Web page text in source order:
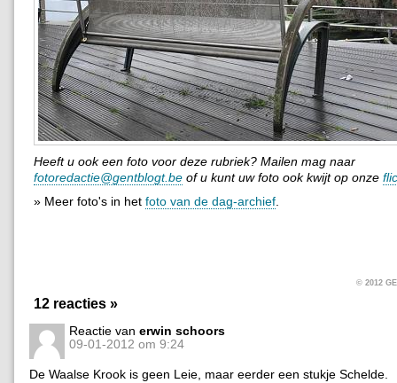
Heeft u ook een foto voor deze rubriek? Mailen mag naar
fotoredactie@gentblogt.be of u kunt uw foto ook kwijt op onze
» Meer foto's in het foto van de dag-archief
© 2012
12 reacties »
Reactie van erwin schoors
09-01-2012 om 9:24
De Waalse Krook is geen Leie, maar eerder een stukje Schelde.